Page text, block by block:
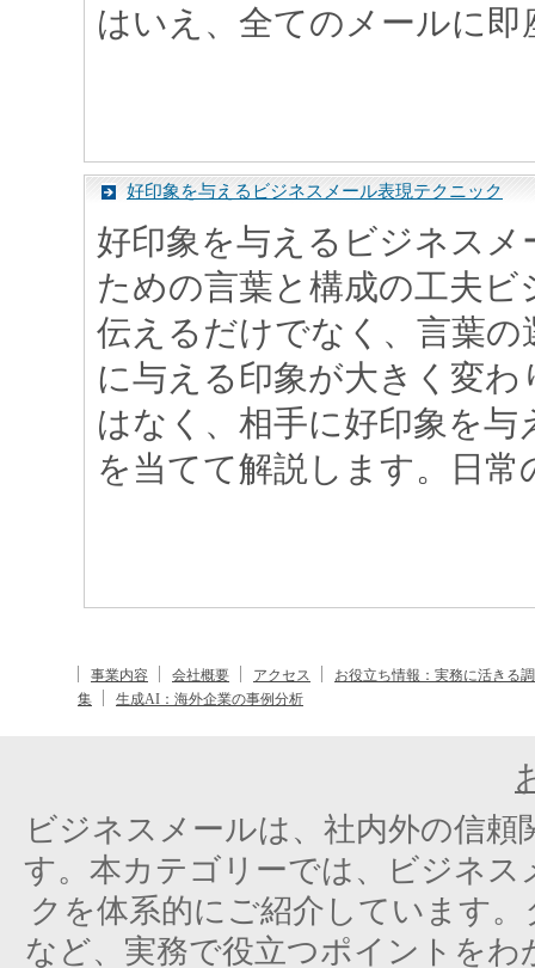
はいえ、全てのメールに即
好印象を与えるビジネスメール表現テクニック
好印象を与えるビジネス
ための言葉と構成の工夫
伝えるだけでなく、言葉
に与える印象が大きく変
はなく、相手に好印象を
を当てて解説します。日常
事業内容 会社概要 アクセス
お役立ち情報：実務に活きる
集
生成AI：海外企業の事例分析
ビジネスメールは、社内外の信
す。本カテゴリーでは、ビジネ
クを体系的にご紹介しています
など、実務で役立つポイントを